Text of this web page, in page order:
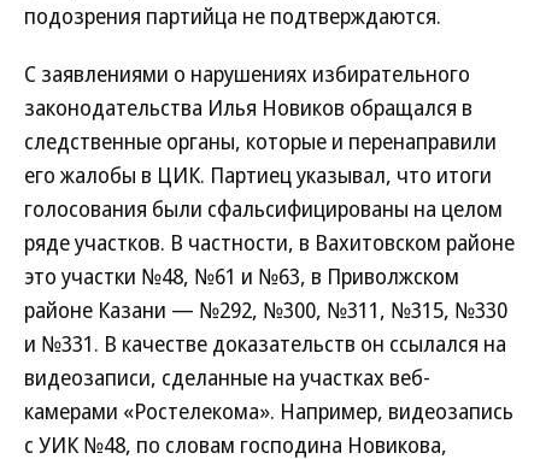
подозрения партийца не подтверждаются.
С заявлениями о нарушениях избирательного
законодательства Илья Новиков обращался в
следственные органы, которые и перенаправили
его жалобы в ЦИК. Партиец указывал, что итоги
голосования были сфальсифицированы на целом
ряде участков. В частности, в Вахитовском районе
это участки №48, №61 и №63, в Приволжском
районе Казани — №292, №300, №311, №315, №330
и №331. В качестве доказательств он ссылался на
видеозаписи, сделанные на участках веб-
камерами «Ростелекома». Например, видеозапись
с УИК №48, по словам господина Новикова,